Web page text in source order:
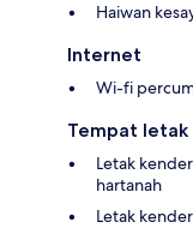
Haiwan
Internet
Wi-fi
Tempat letak
Letak
hartanah
Letak